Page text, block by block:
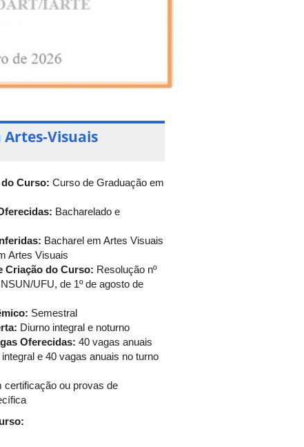
Artes-Visuais
Curso: Curso de Graduação em
Bacharelado e
Bacharel em Artes Visuais
Artes Visuais
Criação do Curso: Resolução nº
UFU, de 1º de agosto de
Semestral
Diurno integral e noturno
Oferecidas: 40 vagas anuais
e 40 vagas anuais no turno
certificação ou provas de